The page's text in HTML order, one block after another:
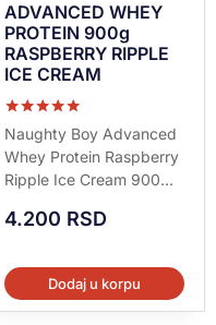
ADVANCED WHEY
PROTEIN 900g
RASPBERRY RIPPLE
ICE CREAM
Ocenjeno sa
5.00
od 5
Naughty Boy Advanced
Whey Protein Raspberry
Ripple Ice Cream 900...
4.200 RSD
Dodaj u korpu